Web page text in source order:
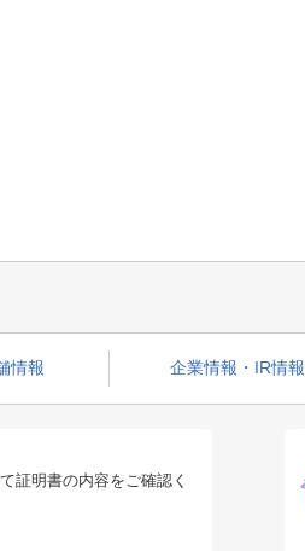
情報 企業情報・IR情報
証明書の内容をご確認く